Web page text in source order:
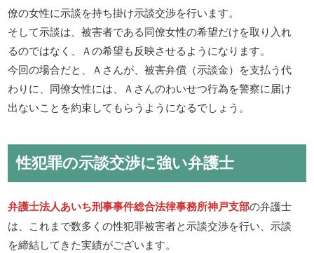
僚の女性に示談を持ち掛け示談交渉を行います。
そして示談は、被害者である同僚女性の希望だけを取り入れ
るのではなく、Ａの希望も反映させるようになります。
今回の場合だと、Ａさんが、被害弁償（示談金）を支払う代
わりに、同僚女性には、Ａさんのわいせつ行為を警察に届け
出ないことを約束してもらうようになるでしょう。
性犯罪の示談交渉に強い弁護士
弁護士法人あいち刑事事件総合法律事務所神戸支部の弁護士
は、これまで数多くの性犯罪被害者と示談交渉を行い、示談
を締結してきた実績がございます。